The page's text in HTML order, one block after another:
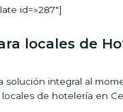
id=»287″]
locales de
solución integral al
de hotelería en